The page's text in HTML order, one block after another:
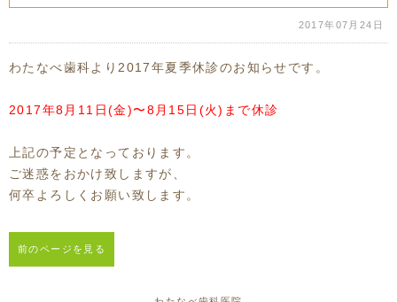
2017年07月24日
わたなべ歯科より2017年夏季休診のお知らせです。
2017年8月11日(金)〜8月15日(火)まで休診
上記の予定となっております。
ご迷惑をおかけ致しますが、
何卒よろしくお願い致します。
前のページを見る